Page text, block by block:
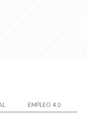
EMPLEO 4.0